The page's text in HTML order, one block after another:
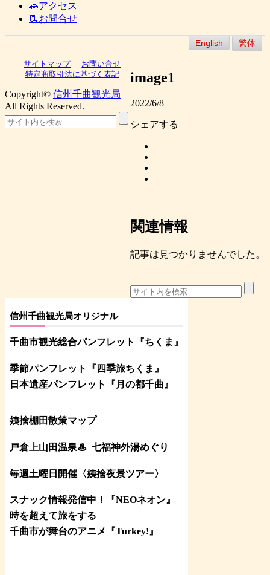
🚗アクセス
📃お問合せ
English 繁体
image1
2022/6/8
シェアする
関連情報
記事は見つかりませんでした。
信州千曲観光局オリジナル
千曲市観光総合パンフレット 『ちくま 』
季節パンフレット『四季旅ちくま』
日本遺産パンフレット
『月の都千曲 』
姨捨棚田散策マップ
戸倉上山田温泉♨ 七福神外湯めぐり
毎週土曜日開催〈姨捨夜景ツアー〉
スナック情報発信中！『NEOネオン』
時を超えて旅をする
千曲市が舞台のアニメ『Turkey!』
サイトマップ
お問い合せ
特定商取引法に基づく表記
Copyright© 信州千曲観光局
All Rights Reserved.